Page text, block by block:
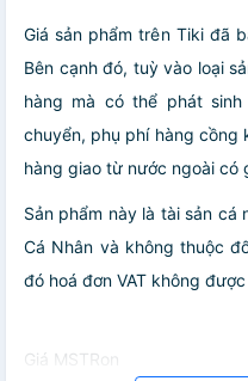
Giá sản phẩm trên Tiki đã
Bên cạnh đó, tuỳ vào loại
hàng mà có thể phát
chuyển, phụ phí hàng cồng
hàng giao từ nước ngoài có
Sản phẩm này là tài sản cá
Cá Nhân và không thuộc
đó hoá đơn VAT không
Giá MSTRon